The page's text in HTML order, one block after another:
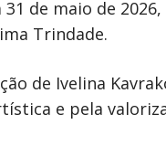
de maio de 2026,
Trindade.
de Ivelina
e pela